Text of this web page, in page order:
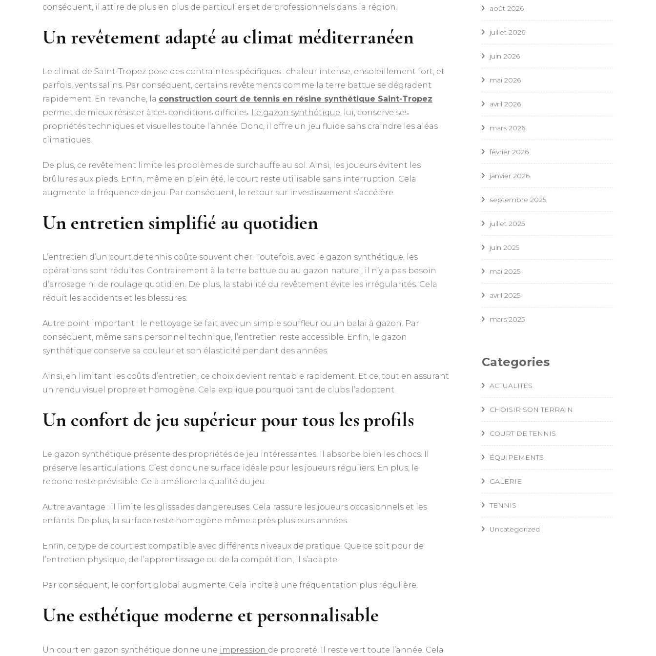
conséquent, il attire de plus en plus de particuliers et de professionnels dans la région.
Un revêtement adapté au climat méditerranéen
Le climat de Saint-Tropez pose des contraintes spécifiques : chaleur intense, ensoleillement fort, et
parfois, vents salins. Par conséquent, certains revêtements comme la terre battue se dégradent
rapidement. En revanche, la construction court de tennis en résine synthétique Saint-Tropez
permet de mieux résister à ces conditions difficiles. Le gazon synthétique, lui, conserve ses
propriétés techniques et visuelles toute l’année. Donc, il offre un jeu fluide sans craindre les aléas
climatiques.
De plus, ce revêtement limite les problèmes de surchauffe au sol. Ainsi, les joueurs évitent les
brûlures aux pieds. Enfin, même en plein été, le court reste utilisable sans interruption. Cela
augmente la fréquence de jeu. Par conséquent, le retour sur investissement s’accélère.
Un entretien simplifié au quotidien
L’entretien d’un court de tennis coûte souvent cher. Toutefois, avec le gazon synthétique, les
opérations sont réduites. Contrairement à la terre battue ou au gazon naturel, il n’y a pas besoin
d’arrosage ni de roulage quotidien. De plus, la stabilité du revêtement évite les irrégularités. Cela
réduit les accidents et les blessures.
Autre point important : le nettoyage se fait avec un simple souffleur ou un balai à gazon. Par
conséquent, même sans personnel technique, l’entretien reste accessible. Enfin, le gazon
synthétique conserve sa couleur et son élasticité pendant des années.
Ainsi, en limitant les coûts d’entretien, ce choix devient rentable rapidement. Et ce, tout en assurant
un rendu visuel propre et homogène. Cela explique pourquoi tant de clubs l’adoptent.
Un confort de jeu supérieur pour tous les profils
Le gazon synthétique présente des propriétés de jeu intéressantes. Il absorbe bien les chocs. Il
préserve les articulations. C’est donc une surface idéale pour les joueurs réguliers. En plus, le
rebond reste prévisible. Cela améliore la qualité du jeu.
Autre avantage : il limite les glissades dangereuses. Cela rassure les joueurs occasionnels et les
enfants. De plus, la surface reste homogène même après plusieurs années.
Enfin, ce type de court est compatible avec différents niveaux de pratique. Que ce soit pour de
l’entretien physique, de l’apprentissage ou de la compétition, il s’adapte.
Par conséquent, le confort global augmente. Cela incite à une fréquentation plus régulière.
Une esthétique moderne et personnalisable
Un court en gazon synthétique donne une impression de propreté. Il reste vert toute l’année. Cela
août 2026
juillet 2026
juin 2026
mai 2026
avril 2026
mars 2026
février 2026
janvier 2026
septembre 2025
juillet 2025
juin 2025
mai 2025
avril 2025
mars 2025
Categories
ACTUALITÉS
CHOISIR SON TERRAIN
COURT DE TENNIS
ÉQUIPEMENTS
GALERIE
TENNIS
Uncategorized